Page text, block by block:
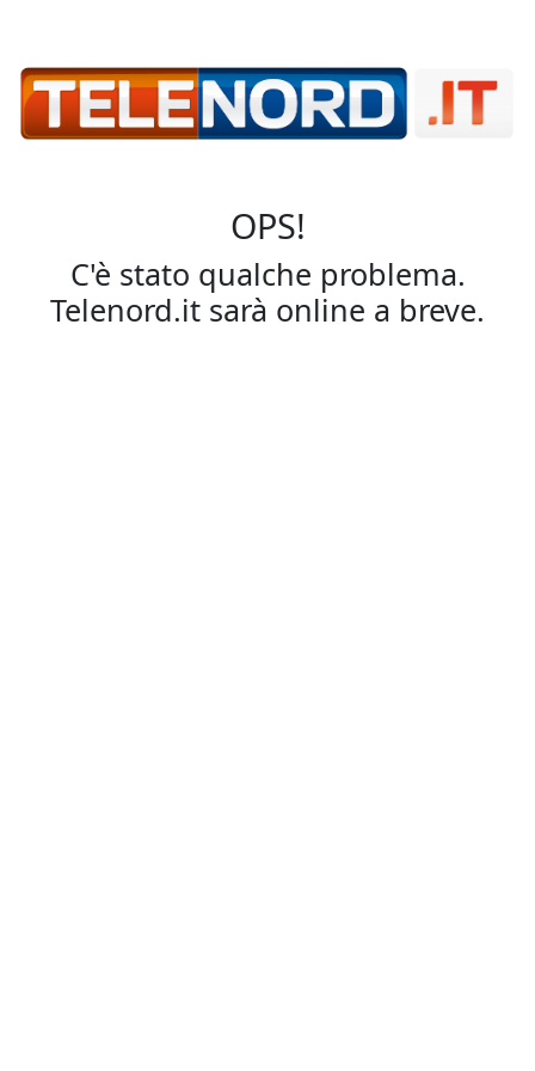
OPS!
C'è stato qualche problema.
Telenord.it sarà online a breve.